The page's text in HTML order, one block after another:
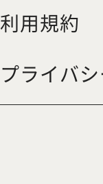
利用規約
プライバ